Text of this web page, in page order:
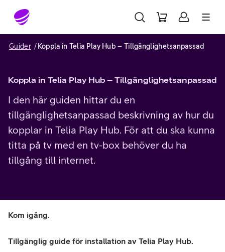
Gå till sidans innehåll
Guider Koppla in Telia Play Hub – Tillgänglighetsanpassad
Koppla in Telia Play Hub – Tillgänglighetsanpassad
I den här guiden hittar du en
tillgänglighetsanpassad beskrivning av hur du
kopplar in Telia Play Hub. För att du ska kunna
titta på tv med en tv-box behöver du ha
tillgång till internet.
Kom igång.
Tillgänglig guide för installation av Telia Play Hub.